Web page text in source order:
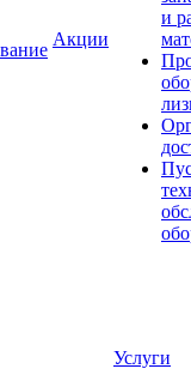
Акции
и
Услуги